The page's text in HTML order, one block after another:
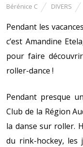
Bérénice C DIVERS
Pendant les
c’est Amandine
pour faire
roller-dance !
Pendant presque
Club de la Région
la danse sur roller.
du rink-hockey, les